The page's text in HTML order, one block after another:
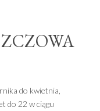
do kwietnia,
do 22 w ciągu